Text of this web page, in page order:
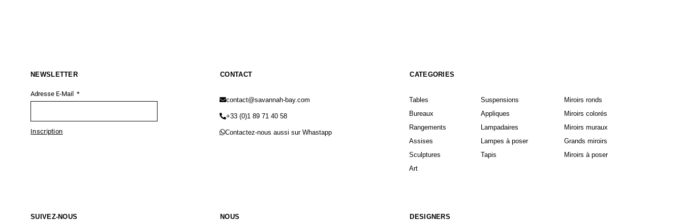
NEWSLETTER
Adresse E-Mail
Inscription
CONTACT
contact@savannah-bay.com
+33 (0)1 89 71 40 58
Contactez-nous aussi sur Whastapp
CATEGORIES
Tables
Bureaux
Rangements
Assises
Sculptures
Art
Suspensions
Appliques
Lampadaires
Lampes à poser
Tapis
Miroirs ronds
Miroirs colorés
Miroirs muraux
Grands miroirs
Miroirs à poser
SUIVEZ-NOUS NOUS DESIGNERS